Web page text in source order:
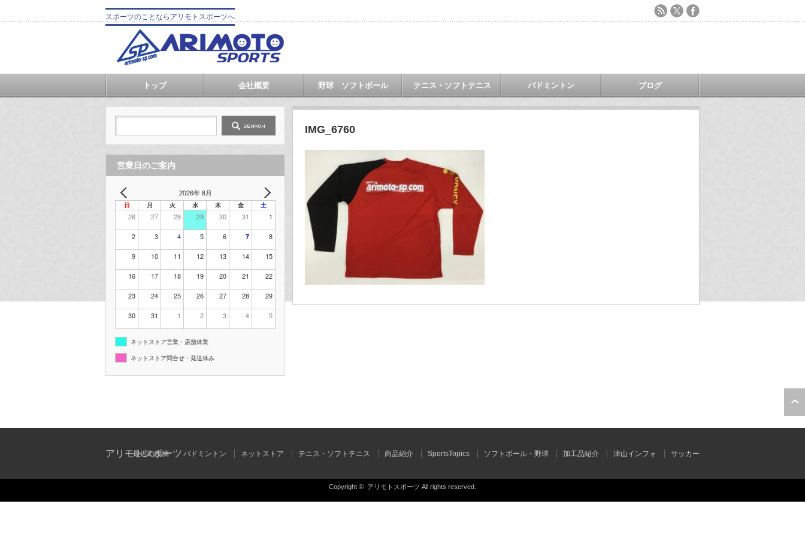
スポーツのことならアリモトスポーツへ
トップ 会社概要 野球 ソフトボール テニス・ソフトテニス バドミントン ブログ
IMG_6760
営業日のご案内
2026年 8月
日 月 火 水 木 金 土
26 27 28 29 30 31 1
2 3 4 5 6 7 8
9 10 11 12 13 14 15
16 17 18 19 20 21 22
23 24 25 26 27 28 29
30 31 1 2 3 4 5
ネットストア営業・店舗休業
ネットストア問合せ・発送休み
アリモトスポーツ
最近の投稿 バドミントン ネットストア テニス・ソフトテニス 商品紹介 SportsTopics ソフトボール・野球 加工品紹介 津山インフォ サッカー
Copyright © アリモトスポーツ All rights reserved.